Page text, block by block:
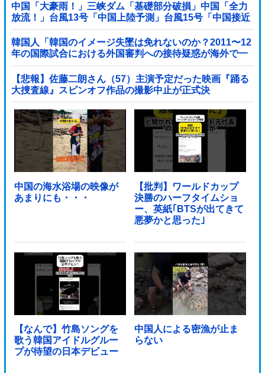
中国「大豪雨！」三峡ダム「基礎部分破損」中国「全力
放流！」台風13号「中国上陸予測」台風15号「中国接近
（画像」中国「台風同時上陸！（穀物生産が壊滅危機」
→
韓国人「韓国のイメージ失墜は免れないのか？2011〜12
年の国際試合における外国審判への接待疑惑が海外で一
斉に報じられる‥」
【悲報】佐藤二朗さん（57）主演予定だった映画『踊る
大捜査線』スピンオフ作品の撮影中止が正式決
定・・・・・・・・・他
中国の海水浴場の映像が
あまりにも・・・
【批判】ワールドカップ
決勝のハーフタイムショ
ー、英紙｢BTSが出てきて
悪夢かと思った｣
【なんで】竹島ソングを
歌う韓国アイドルグルー
プが待望の日本デビュー
中国人による密漁が止ま
らない